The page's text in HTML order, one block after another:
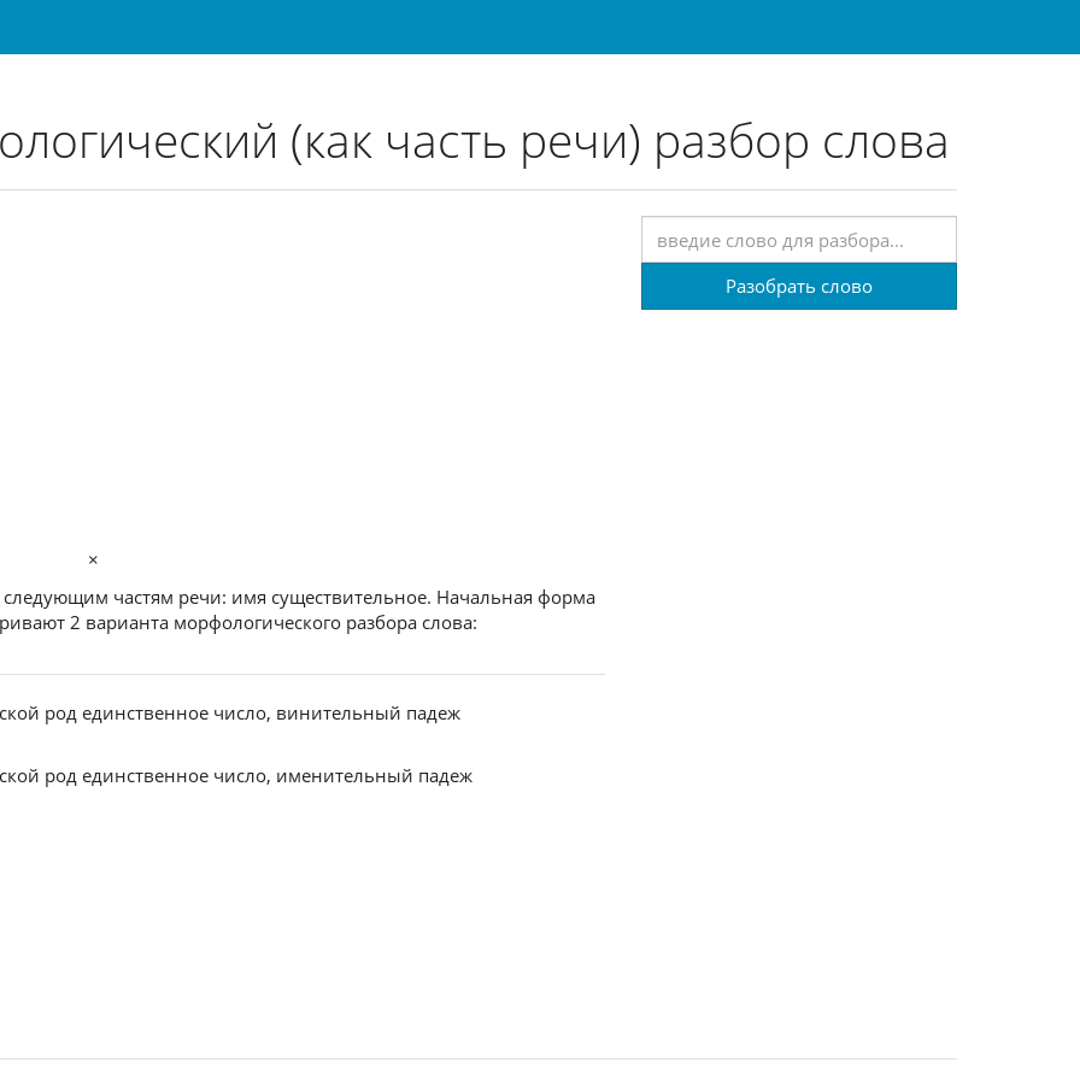
(как часть речи) разбор слова
×
следующим частям речи: имя существительное. Начальная форма
2 варианта морфологического разбора слова:
род единственное число, винительный падеж
род единственное число, именительный падеж
Разобрать слово